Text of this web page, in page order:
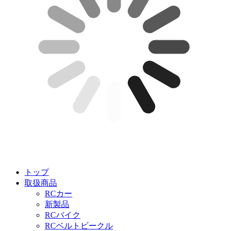
トップ
取扱商品
RCカー
新製品
RCバイク
RCベルトビークル